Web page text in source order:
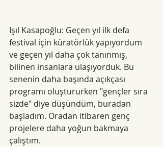
Işıl Kasapoğlu: Geçen yıl ilk defa
festival için küratörlük yapıyordum
ve geçen yıl daha çok tanınmış,
bilinen insanlara ulaşıyorduk. Bu
senenin daha başında açıkçası
programı oluştururken "gençler sıra
sizde" diye düşündüm, buradan
başladım. Oradan itibaren genç
projelere daha yoğun bakmaya
çalıştım.